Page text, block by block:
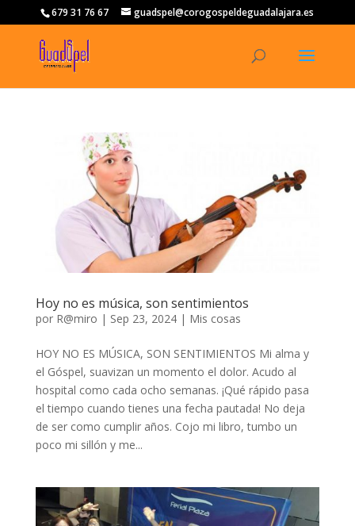
679 31 76 67 guadspel@corogospeldeguadalajara.es
Hoy no es música, son sentimientos
por R@miro | Sep 23, 2024| Mis cosas
HOY NO ES MÚSICA, SON SENTIMIENTOS Mi alma y
el Góspel, suavizan un momento el dolor. Acudo al
hospital como cada ocho semanas. ¡Qué rápido pasa
el tiempo cuando tienes una fecha pautada! No deja
de ser como cumplir años. Cojo mi libro, tumbo un
poco mi sillón y me...